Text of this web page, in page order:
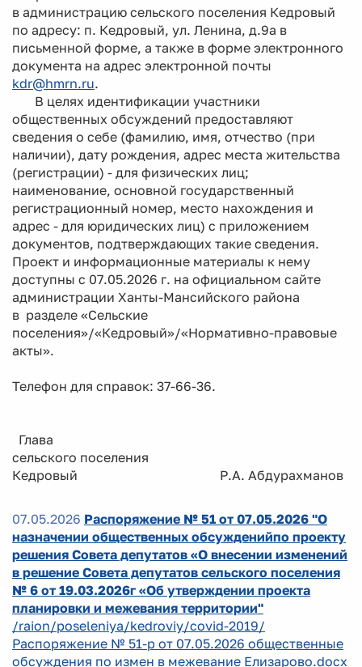
в администрацию сельского поселения Кедровый
по адресу: п. Кедровый, ул. Ленина, д.9а в
письменной форме, а также в форме электронного
документа на адрес электронной почты
kdr@hmrn.ru.
В целях идентификации участники
общественных обсуждений предоставляют
сведения о себе (фамилию, имя, отчество (при
наличии), дату рождения, адрес места жительства
(регистрации) - для физических лиц;
наименование, основной государственный
регистрационный номер, место нахождения и
адрес - для юридических лиц) с приложением
документов, подтверждающих такие сведения.
Проект и информационные материалы к нему
доступны с 07.05.2026 г. на официальном сайте
администрации Ханты-Мансийского района
в разделе «Сельские
поселения»/«Кедровый»/«Нормативно-правовые
акты».
Телефон для справок: 37-66-36.
Глава
сельского поселения
Кедровый Р.А. Абдурахманов
07.05.2026 Распоряжение № 51 от 07.05.2026 "О
назначении общественных обсужденийпо проекту
решения Совета депутатов «О внесении изменений
в решение Совета депутатов сельского поселения
№ 6 от 19.03.2026г «Об утверждении проекта
планировки и межевания территории"
/raion/poseleniya/kedroviy/covid-2019/
Распоряжение № 51-р от 07.05.2026 общественные
обсуждения по измен в межевание Елизарово.docx